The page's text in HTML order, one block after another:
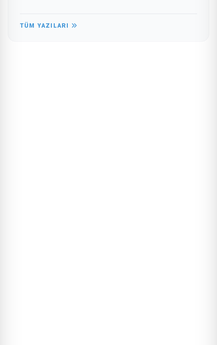
TÜM YAZILARI